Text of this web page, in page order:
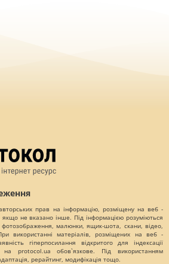
прав на інформацію, розміщену на веб -
якщо не вказано інше. Під інформацією розуміються
фотозображення, малюнки, ящик-шота, скани, відео,
використанні матеріалів, розміщених на веб -
гіперпосилання відкритого для індексації
protocol.ua обов`язкове. Під використанням
рерайтинг, модифікація тощо.